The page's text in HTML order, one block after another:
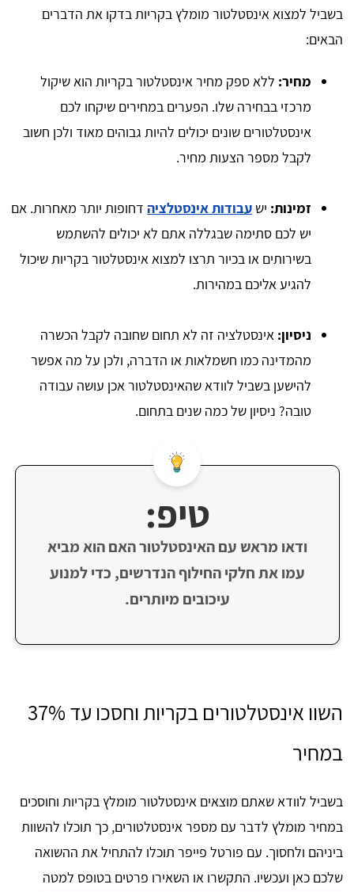
בשביל למצוא אינסטלטור מומלץ בקריות בדקו את הדברים
הבאים:
מחיר: ללא ספק מחיר אינסטלטור בקריות הוא שיקול
מרכזי בבחירה שלו. הפערים במחירים שיקחו לכם
אינסטלטורים שונים יכולים להיות גבוהים מאוד ולכן חשוב
לקבל מספר הצעות מחיר.
זמינות: יש עבודות אינסטלציה דחופות יותר מאחרות. אם
יש לכם סתימה שבגללה אתם לא יכולים להשתמש
בשירותים או בכיור תרצו למצוא אינסטלטור בקריות שיכול
להגיע אליכם במהירות.
ניסיון: אינסטלציה זה לא תחום שחובה לקבל הכשרה
מהמדינה כמו חשמלאות או הדברה, ולכן על מה אפשר
להישען בשביל לוודא שהאינסטלטור אכן עושה עבודה
טובה? ניסיון של כמה שנים בתחום.
טיפ:
ודאו מראש עם האינסטלטור האם הוא מביא
עמו את חלקי החילוף הנדרשים, כדי למנוע
עיכובים מיותרים.
השוו אינסטלטורים בקריות וחסכו עד 37%
במחיר
בשביל לוודא שאתם מוצאים אינסטלטור מומלץ בקריות וחוסכים
במחיר מומלץ לדבר עם מספר אינסטלטורים, כך תוכלו להשוות
ביניהם ולחסוך. עם פורטל פייפר תוכלו להתחיל את ההשואה
שלכם כאן ועכשיו. התקשרו או השאירו פרטים בטופס למטה